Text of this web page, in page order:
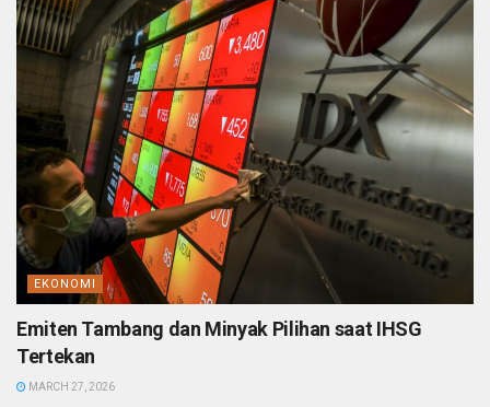
EKONOMI
Emiten Tambang dan Minyak Pilihan saat IHSG
Tertekan
MARCH 27, 2026